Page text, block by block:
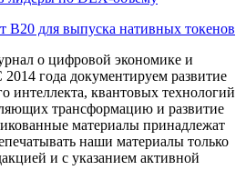
B20 для выпуска нативных токенов
о цифровой экономике и
года документируем развитие
интеллекта, квантовых технологий
трансформацию и развитие
материалы принадлежат
наши материалы только
и с указанием активной